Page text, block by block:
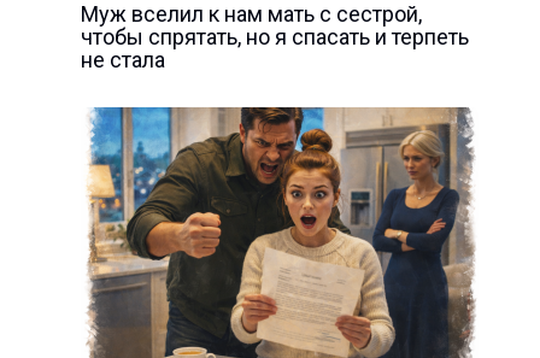
Муж вселил к нам мать с сестрой,
чтобы спрятать, но я спасать и терпеть
не стала